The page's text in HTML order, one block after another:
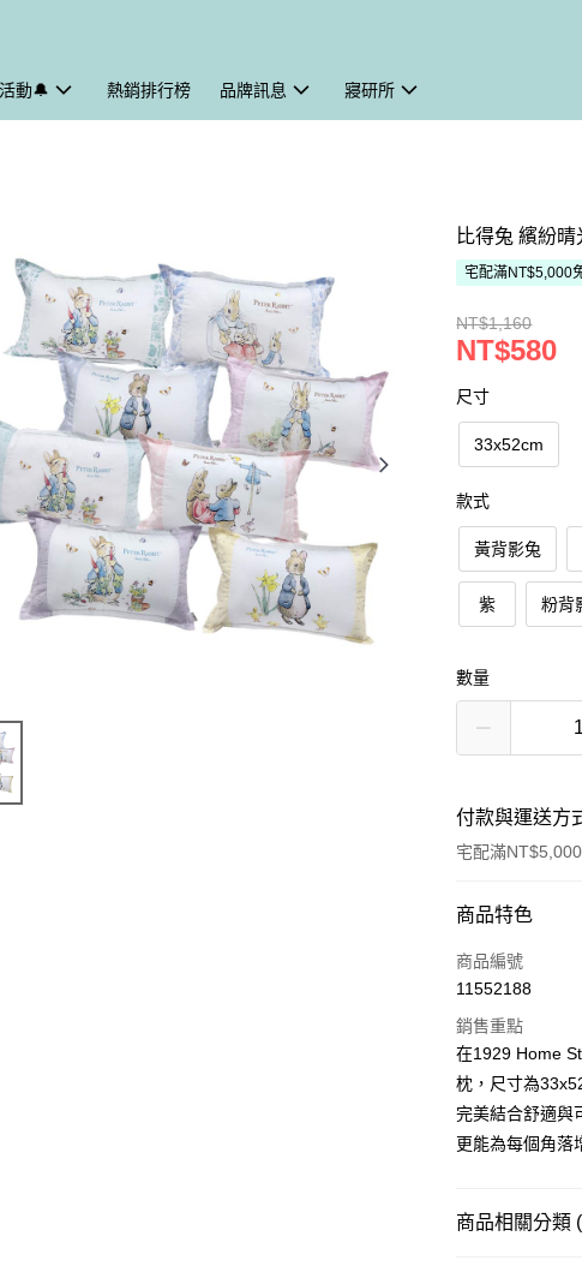
動🔔 熱銷排行榜 品牌訊息 寢研所
比得兔 繽紛
宅配滿NT$5,000
NT$1,160
NT$580
尺寸
33x52cm
款式
黃背影兔
紫 粉背
數量
付款與運送方
宅配滿
付款方式
信用卡一次付款
運送方式
新竹物流
每筆NT$100，
商品特色
商品編號
11552188
銷售重點
在1929 Home
枕，尺寸為
完美結合舒適與
更能為每個角落
商品相關分類